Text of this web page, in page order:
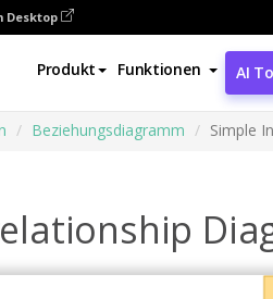
Desktop
Produkt Funktionen AI
Beziehungsdiagramm Simple